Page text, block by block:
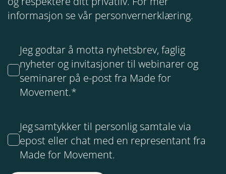
informasjon se vår personvernerklæring.
Jeg godtar å motta nyhetsbrev, faglig
nyheter og invitasjoner til webinarer og
seminarer på e-post fra Made for
Movement.*
Jeg samtykker til personlig samtale via
epost eller chat med en representant fra
Made for Movement.